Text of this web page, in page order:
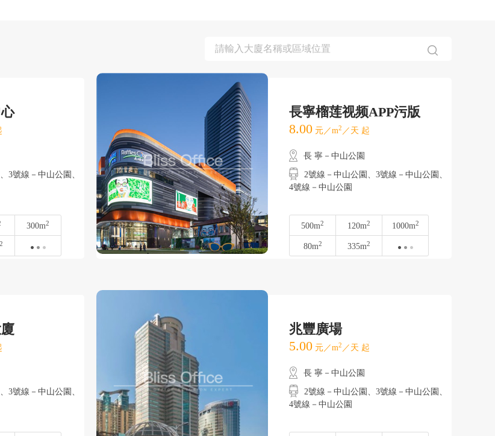
3號線－中山公園、
300m2
2
長寧榴莲视频APP污版
8.00 元／m2 ／天 起
長 寧－中山公園
2號線－中山公園、3號線－中山公園、
4號線－中山公園
500m2 120m2 1000m2
80m2 335m2
號線－中山公園、
兆豐廣場
5.00 元／m2 ／天 起
長 寧－中山公園
2號線－中山公園、3號線－中山公園、
4號線－中山公園